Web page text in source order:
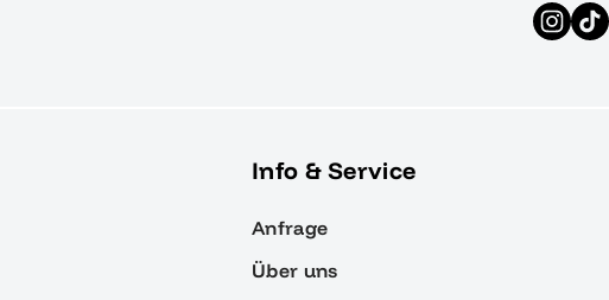
Info & Service
Anfrage
Über uns